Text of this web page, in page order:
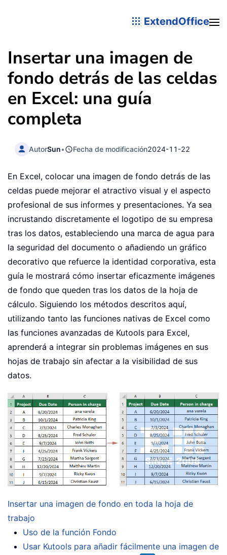
ExtendOffice
Insertar una imagen de
fondo detrás de las celdas
en Excel: una guía
completa
AutorSun• Fecha de modificación2024-11-22
En Excel, colocar una imagen de fondo detrás de las
celdas puede mejorar el atractivo visual y el aspecto
profesional de sus informes y presentaciones. Ya sea
incrustando discretamente el logotipo de su empresa
tras los datos, estableciendo una marca de agua para
la seguridad del documento o añadiendo un gráfico
decorativo que refuerce la identidad corporativa, esta
guía le mostrará cómo insertar eficazmente imágenes
de fondo que queden tras los datos de la hoja de
cálculo. Siguiendo los métodos descritos aquí,
utilizando tanto las funciones nativas de Excel como
las funciones avanzadas de Kutools para Excel,
aprenderá a integrar sin problemas imágenes en sus
hojas de trabajo sin afectar a la visibilidad de sus
datos.
Insertar una imagen de fondo en toda la hoja de
trabajo
Uso de la función Fondo
Usar Kutools para añadir fácilmente una imagen de